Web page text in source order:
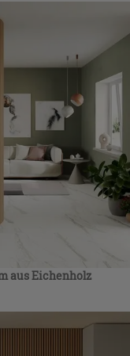
aus Eichenholz